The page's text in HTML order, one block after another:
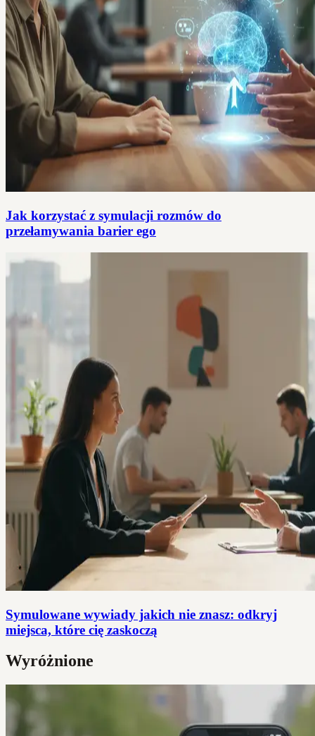
Jak korzystać z symulacji rozmów do
przełamywania barier ego
Symulowane wywiady jakich nie znasz: odkryj
miejsca, które cię zaskoczą
Wyróżnione